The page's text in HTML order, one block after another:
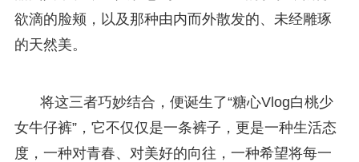
欲滴的脸颊，以及那种由内而外散发的、未经雕琢
的天然美。
将这三者巧妙结合，便诞生了“糖心Vlog白桃少
女牛仔裤”，它不仅仅是一条裤子，更是一种生活态
度，一种对青春、对美好的向往，一种希望将每一